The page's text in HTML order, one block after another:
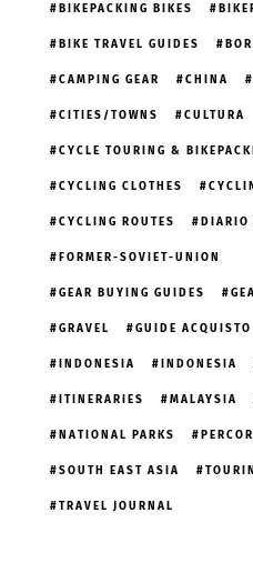
BIKEPACKING BIKES
BIKE TRAVEL GUIDES
CAMPING GEAR CHINA
CITIES/TOWNS CULTURA
CYCLE TOURING &
CYCLING CLOTHES
CYCLING ROUTES DIARIO
FORMER-SOVIET-UNION
GEAR BUYING GUIDES
GRAVEL GUIDE ACQUISTO
INDONESIA INDONESIA
ITINERARIES MALAYSIA
NATIONAL PARKS
SOUTH EAST ASIA
TRAVEL JOURNAL